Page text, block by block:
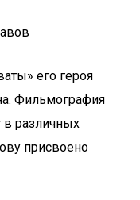
его героя
Фильмография
в различных
присвоено